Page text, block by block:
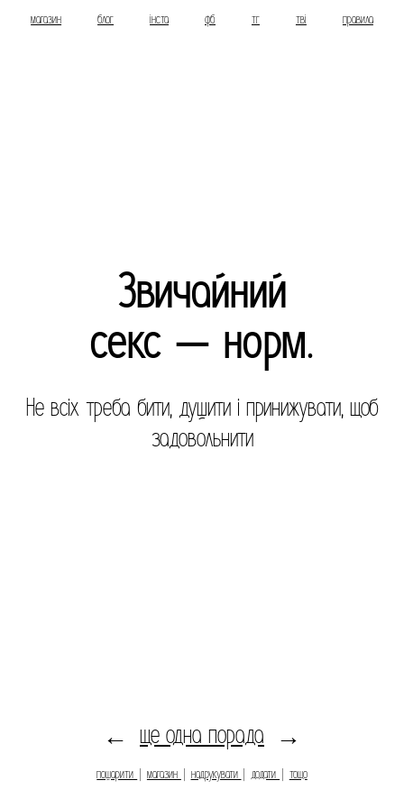
магазин блог інста фб тг тві правила
Звичайний
секс — норм.
Не всіх треба бити, душити і принижувати, щоб
задовольнити
← ще одна порада →
пошарити магазин надрукувати додати тощо